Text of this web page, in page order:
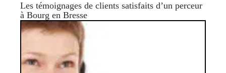
Les témoignages de clients satisfaits d’un perceur
à Bourg en Bresse